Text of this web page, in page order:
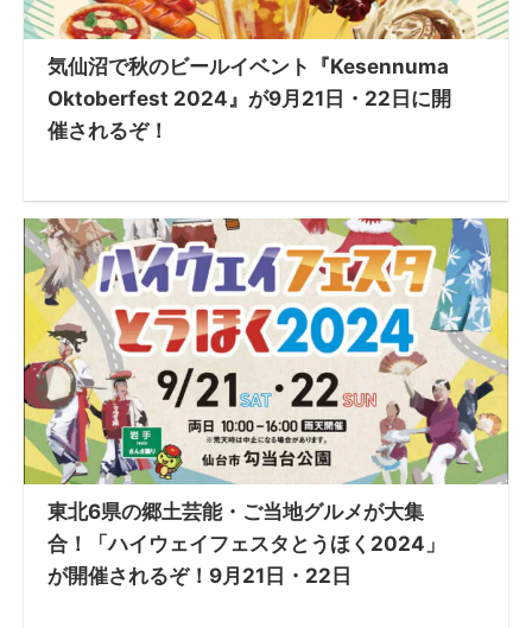
気仙沼で秋のビールイベント『Kesennuma
Oktoberfest 2024』が9月21日・22日に開
催されるぞ！
東北6県の郷土芸能・ご当地グルメが大集
合！「ハイウェイフェスタとうほく2024」
が開催されるぞ！9月21日・22日